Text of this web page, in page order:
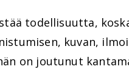
todellisuutta,
kuvan,
on joutunut